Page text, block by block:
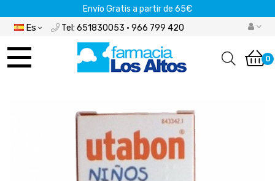
Envío Gratis a partir de 65€
Es Tel: 651830053 · 966 799 420
Navegación 0